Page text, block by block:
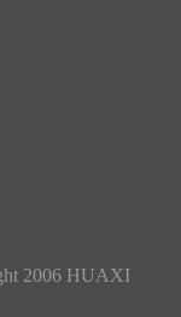
2006 HUAXI